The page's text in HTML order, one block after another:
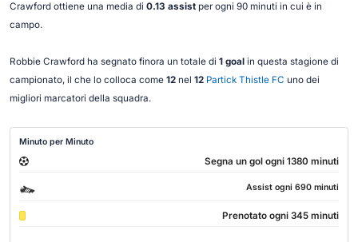
Crawford ottiene una media di 0.13 assistper ogni 90 minuti in cui è in
campo.
Robbie Crawford ha segnato finora un totale di 1 goalin questa stagione di
campionato, il che lo colloca come 12nel 12 Partick Thistle FC uno dei
migliori marcatori della squadra.
Minuto per Minuto
Segna un gol ogni 1380 minuti
Assist ogni 690 minuti
Prenotato ogni 345 minuti